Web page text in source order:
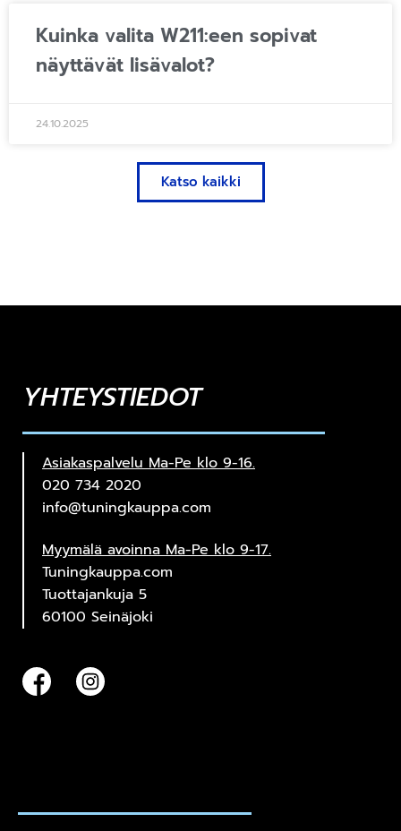
Kuinka valita W211:een sopivat
näyttävät lisävalot?
24.10.2025
Katso kaikki
YHTEYSTIEDOT
Asiakaspalvelu Ma-Pe klo 9-16.
020 734 2020
info@tuningkauppa.com
Myymälä avoinna Ma-Pe klo 9-17.
Tuningkauppa.com
Tuottajankuja 5
60100 Seinäjoki